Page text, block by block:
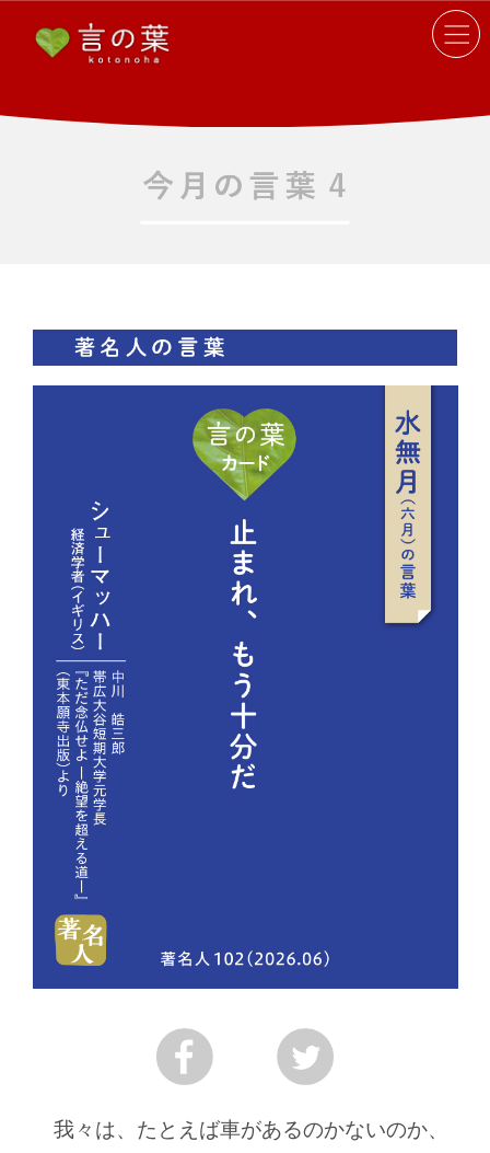
我々は、たとえば車があるのかないのか、